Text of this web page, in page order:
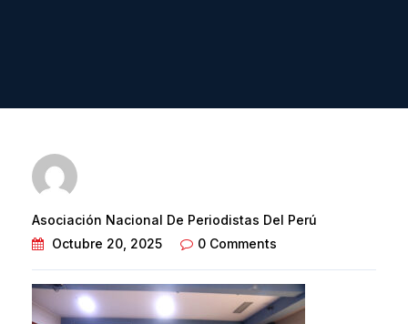
Asociación Nacional De Periodistas Del Perú
Octubre 20, 2025
0 Comments